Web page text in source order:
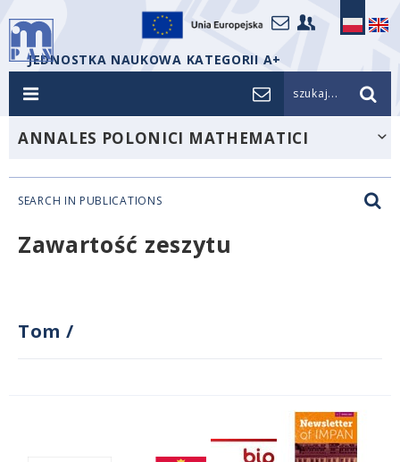
JEDNOSTKA NAUKOWA KATEGORII A+
szukaj...
ANNALES POLONICI MATHEMATICI
SEARCH IN PUBLICATIONS
Zawartość zeszytu
Tom /